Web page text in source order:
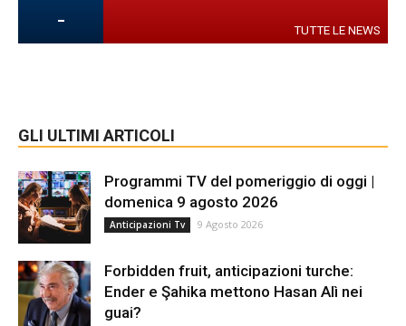
- TUTTE LE NEWS
GLI ULTIMI ARTICOLI
Programmi TV del pomeriggio di oggi |
domenica 9 agosto 2026
Anticipazioni Tv 9 Agosto 2026
Forbidden fruit, anticipazioni turche:
Ender e Şahika mettono Hasan Alì nei
guai?